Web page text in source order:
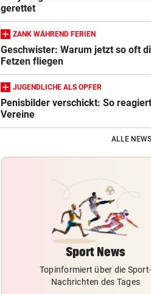
gerettet
ZANK WÄHREND FERIEN
Geschwister: Warum jetzt so oft
Fetzen fliegen
JUGENDLICHE ALS OPFER
Penisbilder verschickt: So
Vereine
ALLE
Sport News
Topinformiert über die Sport-
Nachrichten des Tages